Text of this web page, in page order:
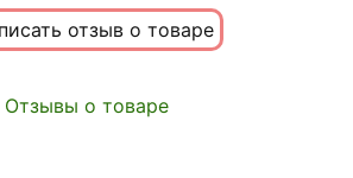
отзыв о товаре
Отзывы о товаре